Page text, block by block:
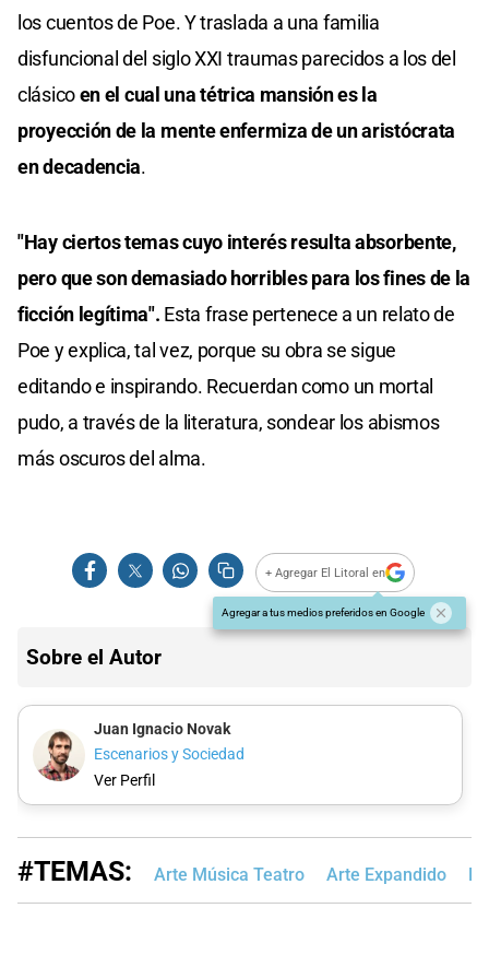
los cuentos de Poe. Y traslada a una familia
disfuncional del siglo XXI traumas parecidos a los del
clásicoen el cual una tétrica mansión es la
proyección de la mente enfermiza de un aristócrata
en decadencia.
"Hay ciertos temas cuyo interés resulta absorbente,
pero que son demasiado horribles para los fines de la
ficción legítima". Esta frase pertenece a un relato de
Poe y explica, tal vez, porque su obra se sigue
editando e inspirando. Recuerdan como un mortal
pudo, a través de la literatura, sondear los abismos
más oscuros del alma.
+ Agregar El Litoral en
Agregar a tus medios preferidos en Google
Sobre el Autor
Juan Ignacio Novak
Escenarios y Sociedad
Ver Perfil
#TEMAS: Arte Música Teatro Arte Expandido